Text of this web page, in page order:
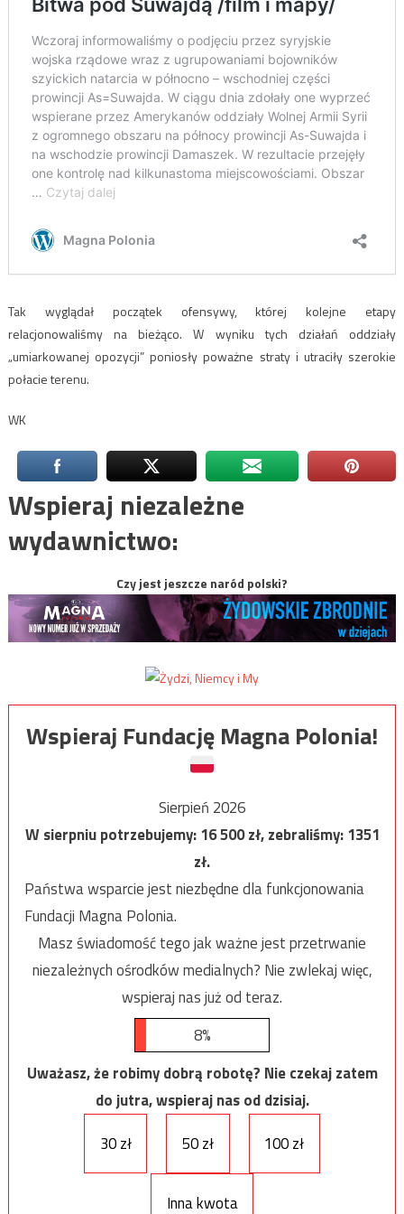
Tak wyglądał początek ofensywy, której kolejne etapy
relacjonowaliśmy na bieżąco. W wyniku tych działań oddziały
„umiarkowanej opozycji” poniosły poważne straty i utraciły szerokie
połacie terenu.
WK
Wspieraj niezależne
wydawnictwo:
Czy jest jeszcze naród polski?
Wspieraj Fundację Magna Polonia!
Sierpień 2026
W sierpniu potrzebujemy:16 500zł, zebraliśmy:1351
zł.
Państwa wsparcie jest niezbędne dla funkcjonowania
Fundacji Magna Polonia.
Masz świadomość tego jak ważne jest przetrwanie
niezależnych ośrodków medialnych? Nie zwlekaj więc,
wspieraj nas już od teraz.
8%
Uważasz, że robimy dobrą robotę? Nie czekaj zatem
do jutra, wspieraj nas od dzisiaj.
30 zł
50 zł 100 zł
Inna kwota